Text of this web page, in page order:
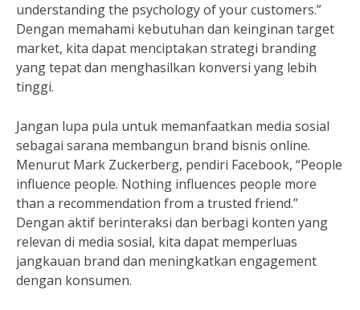
understanding the psychology of your customers.”
Dengan memahami kebutuhan dan keinginan target
market, kita dapat menciptakan strategi branding
yang tepat dan menghasilkan konversi yang lebih
tinggi.
Jangan lupa pula untuk memanfaatkan media sosial
sebagai sarana membangun brand bisnis online.
Menurut Mark Zuckerberg, pendiri Facebook, “People
influence people. Nothing influences people more
than a recommendation from a trusted friend.”
Dengan aktif berinteraksi dan berbagi konten yang
relevan di media sosial, kita dapat memperluas
jangkauan brand dan meningkatkan engagement
dengan konsumen.